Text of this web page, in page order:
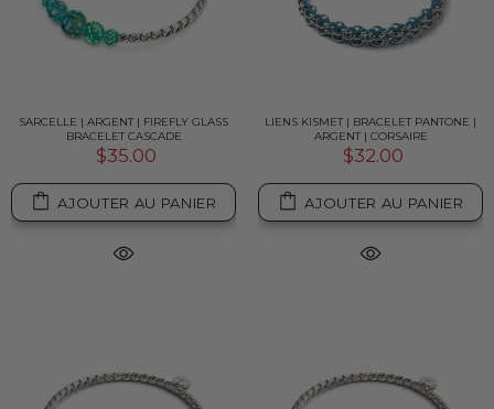
SARCELLE | ARGENT | FIREFLY GLASS
BRACELET CASCADE
$35.00
AJOUTER AU PANIER
LIENS KISMET | BRACELET PANTONE |
ARGENT | CORSAIRE
$32.00
AJOUTER AU PANIER